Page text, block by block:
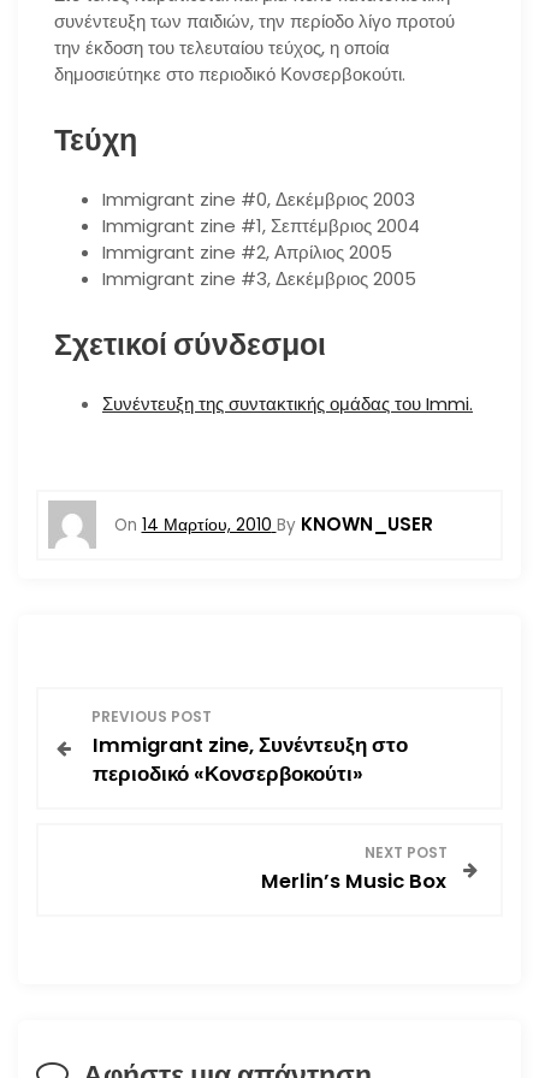
συνέντευξη των παιδιών, την περίοδο λίγο προτού
την έκδοση του τελευταίου τεύχος, η οποία
δημοσιεύτηκε στο περιοδικό Κονσερβοκούτι.
Τεύχη
Immigrant zine #0, Δεκέμβριος 2003
Immigrant zine #1, Σεπτέμβριος 2004
Immigrant zine #2, Απρίλιος 2005
Immigrant zine #3, Δεκέμβριος 2005
Σχετικοί σύνδεσμοι
Συνέντευξη της συντακτικής ομάδας του Immi.
On 14 Μαρτίου, 2010 By KNOWN_USER
PREVIOUS POST
Immigrant zine, Συνέντευξη στο
περιοδικό «Κονσερβοκούτι»
NEXT POST
Merlin’s Music Box